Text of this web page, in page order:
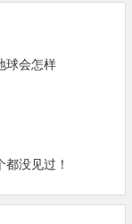
球会怎样
没见过！